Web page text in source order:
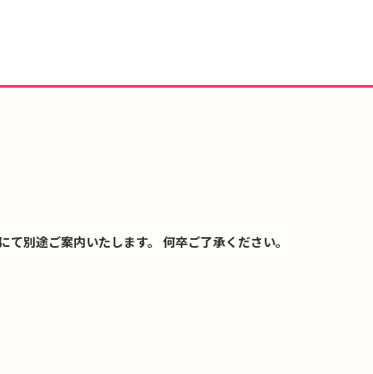
別途ご案内いたします。 何卒ご了承ください。